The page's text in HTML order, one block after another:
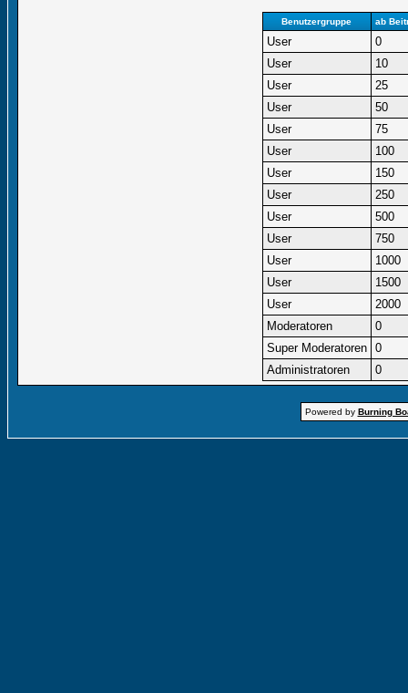
Benutzergruppe ab
User
0
User
10
User
25
User
50
User
75
User
100
User
150
User
250
User
500
User
750
User
1000
User
1500
User
2000
Moderatoren
0
Super Moderatoren
0
Administratoren
0
Powered by Burning